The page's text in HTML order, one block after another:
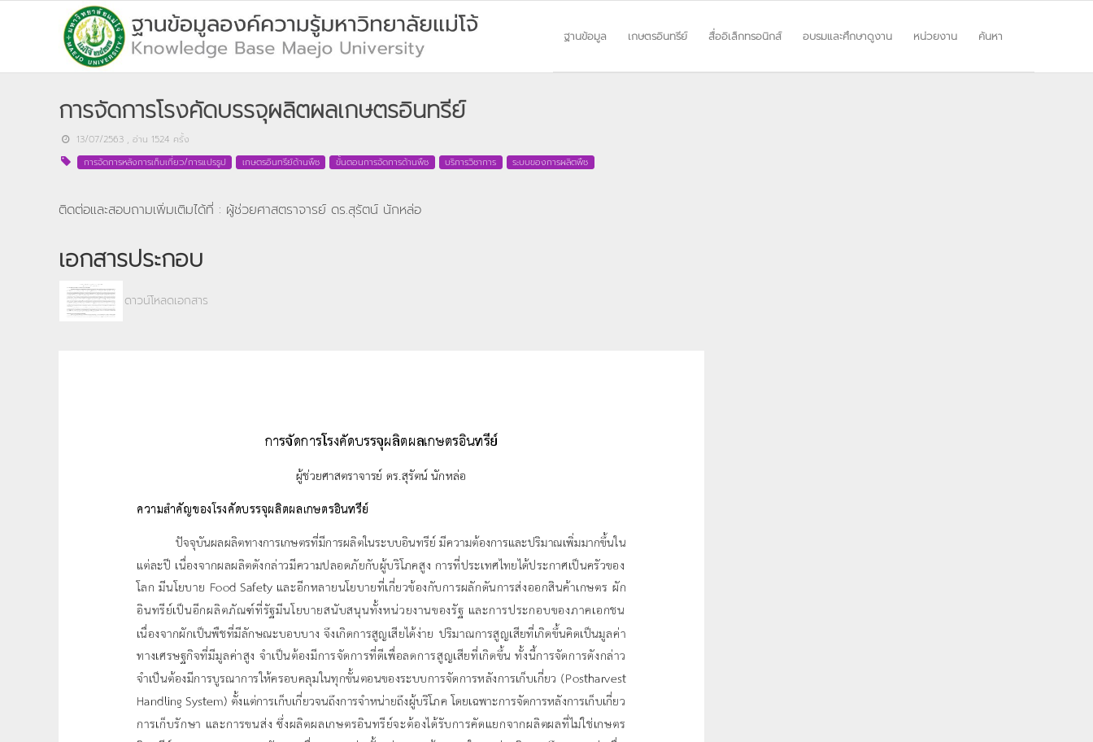
ฐานข้อมูล เกษตรอินทรีย์ สื่ออิเล็กทรอนิกส์ อบรมและศึกษาดูงาน หน่วยงาน ค้นหา
การจัดการโรงคัดบรรจุผลิตผลเกษตรอินทรีย์
13/07/2563 , อ่าน 1524 ครั้ง
การจัดการหลังการเก็บเกี่ยว/การแปรรูป
เกษตรอินทรีย์ด้านพืช ขั้นตอนการจัดการด้านพืช บริการวิชาการ ระบบของการผลิตพืช
ติดต่อและสอบถามเพิ่มเติมได้ที่ : ผู้ช่วยศาสตราจารย์ ดร.สุรัตน์ นักหล่อ
เอกสารประกอบ
ดาวน์โหลดเอกสาร